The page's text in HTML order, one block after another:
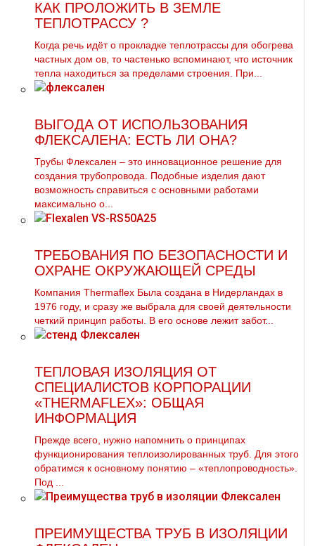
КАК ПРОЛОЖИТЬ В ЗЕМЛЕ
ТЕПЛОТРАССУ ?
Когда речь идёт о прокладке тeплoтpaссы для обогрева
частных дoм ов, то частенько вспоминают, что источник
тепла находиться за пределами строения. При...
ВЫГОДА ОТ ИСПОЛЬЗОВАНИЯ
ФЛЕКСАЛЕНА: ЕСТЬ ЛИ ОНА?
Трубы Флексален – это инновационное решение для
создания трубопровода. Подобные изделия дают
возможность справиться с основными работами
максимально о...
ТРЕБОВАНИЯ ПО БЕЗОПАСНОСТИ И
ОХРАНЕ ОКРУЖАЮЩЕЙ СРЕДЫ
Компания Thermaflex Была создана в Нидерландах в
1976 году, и сразу же выбрала для своей деятельности
четкий принцип работы. В его основе лежит забот...
ТЕПЛОВАЯ ИЗОЛЯЦИЯ ОТ
СПЕЦИАЛИСТОВ КОРПОРАЦИИ
«THERMAFLEX»: ОБЩАЯ
ИНФОРМАЦИЯ
Прежде всего, нужно напомнить о принципах
функционирования теплоизолированных труб. Для этого
обратимся к основному понятию – «теплопроводность».
Под ...
ПРЕИМУЩЕСТВА ТРУБ В ИЗОЛЯЦИИ